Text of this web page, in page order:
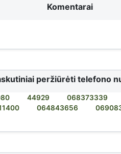
Komentarai
peržiūrėti telefono
44929 068373339
064843656